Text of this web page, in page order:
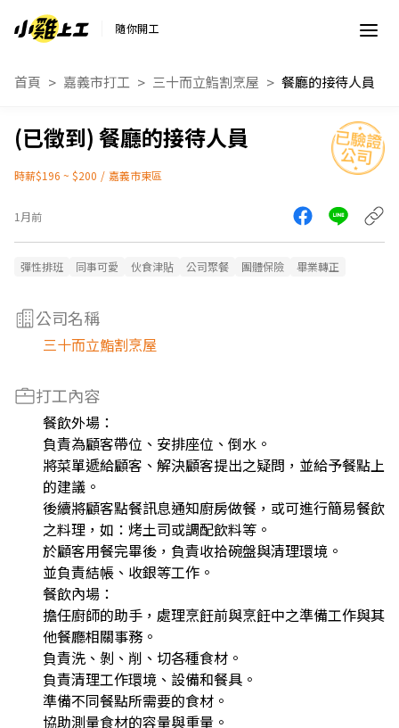
隨你開工
首頁 嘉義市打工 三十而立鮨割烹屋 餐廳的接待人員
餐廳的接待人員
時薪$196 ~ $200 / 嘉義市東區
1月前
彈性排班 同事可愛 伙食津貼 公司聚餐 團體保險 畢業轉正
公司名稱
三十而立鮨割烹屋
打工內容
餐飲外場：
負責為顧客帶位、安排座位、倒水。
將菜單遞給顧客、解決顧客提出之疑問，並給予餐點上
的建議。
後續將顧客點餐訊息通知廚房做餐，或可進行簡易餐飲
之料理，如：烤土司或調配飲料等。
於顧客用餐完畢後，負責收拾碗盤與清理環境。
並負責結帳、收銀等工作。
餐飲內場：
擔任廚師的助手，處理烹飪前與烹飪中之準備工作與其
他餐廳相關事務。
負責洗、剝、削、切各種食材。
負責清理工作環境、設備和餐具。
準備不同餐點所需要的食材。
協助測量食材的容量與重量。